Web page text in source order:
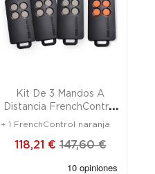
Promoción
Kit De 3 Mandos A
Distancia FrenchControl
Gris
+ 1 FrenchControl naranja
118,21 € 147,60 €